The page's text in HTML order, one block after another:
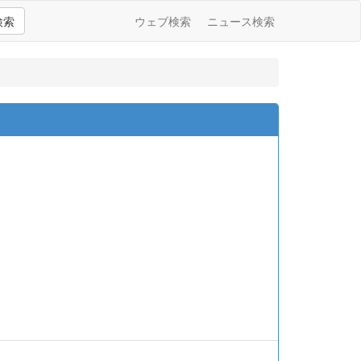
索 ウェブ検索 ニュース検索